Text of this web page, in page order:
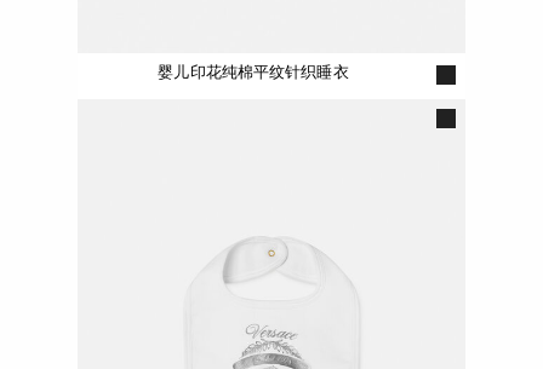
婴儿印花纯棉平纹针织睡衣